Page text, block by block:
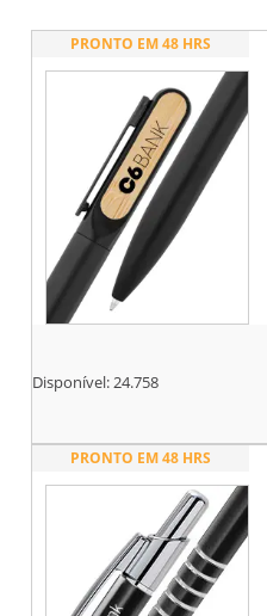
PRONTO EM 48 HRS
Disponível:24.758
PRONTO EM 48 HRS